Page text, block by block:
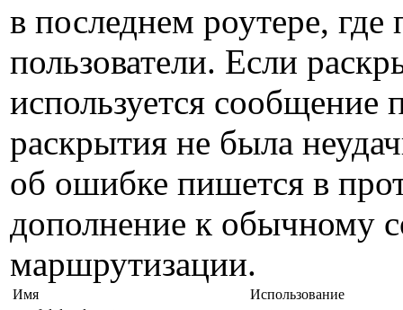
в последнем роутере,
пользователи. Если
используется
раскрытия не была
об ошибке пишется в
дополнение к обычному
маршрутизации.
Имя
Использование